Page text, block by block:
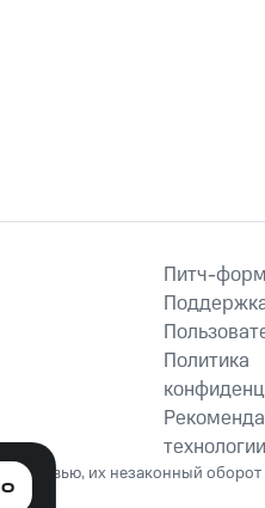
Питч-
Политика
технологии
их незаконный